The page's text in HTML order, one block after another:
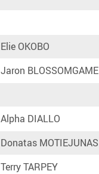
Elie OKOBO
Jaron BLOSSOMGAME
Alpha DIALLO
Donatas MOTIEJUNAS
Terry TARPEY